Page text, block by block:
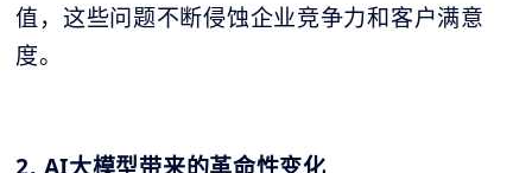
值，这些问题不断侵蚀企业竞争力和客户满意
度。